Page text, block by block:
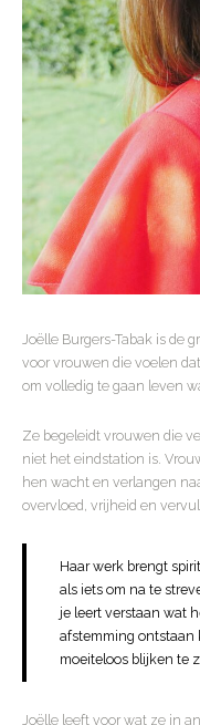
Joëlle Burgers-Tabak is de
voor vrouwen die voelen
om volledig te gaan leven
Ze begeleidt vrouwen die
niet het eindstation is.
hen wacht en verlangen
overvloed, vrijheid en
Haar werk brengt
als iets om na te
je leert verstaan wat
afstemming ontstaan
moeiteloos blijken te
Joëlle leeft voor wat ze in